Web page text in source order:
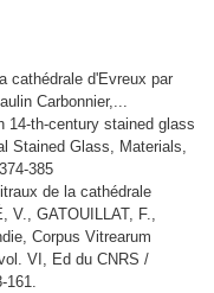
cathédrale d'Evreux par
Carbonnier,...
14-th-century stained glass
Stained Glass, Materials,
385
de la cathédrale
V., GATOUILLAT, F.,
Corpus Vitrearum
VI, Ed du CNRS /
161.